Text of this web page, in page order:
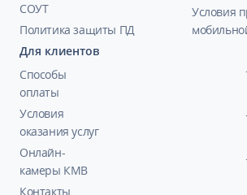
СОУТ
Политика защиты ПД
Условия
Для клиентов
Способы
оплаты
Условия
оказания услуг
Онлайн-
камеры КМВ
Контакты